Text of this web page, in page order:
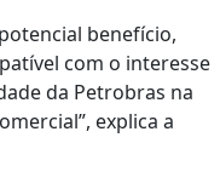
benefício,
com o interesse
da Petrobras na
explica a